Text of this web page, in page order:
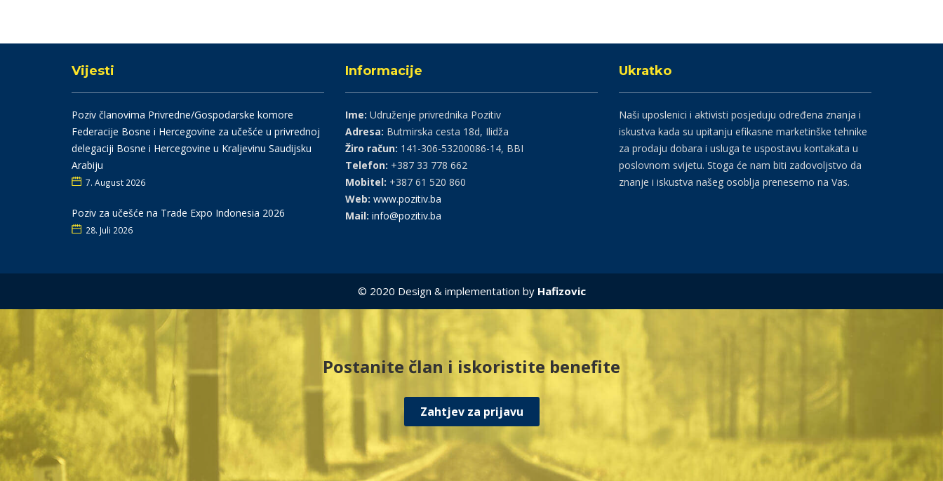
Vijesti
Poziv članovima Privredne/Gospodarske komore
Federacije Bosne i Hercegovine za učešće u privrednoj
delegaciji Bosne i Hercegovine u Kraljevinu Saudijsku
Arabiju
7. August 2026
Poziv za učešće na Trade Expo Indonesia 2026
28. Juli 2026
Informacije
Ime: Udruženje privrednika Pozitiv
Adresa: Butmirska cesta 18d, Ilidža
Žiro račun: 141-306-53200086-14, BBI
Telefon: +387 33 778 662
Mobitel: +387 61 520 860
Web: www.pozitiv.ba
Mail: info@pozitiv.ba
Ukratko
Naši uposlenici i aktivisti posjeduju određena znanja i
iskustva kada su upitanju efikasne marketinške tehnike
za prodaju dobara i usluga te uspostavu kontakata u
poslovnom svijetu. Stoga će nam biti zadovoljstvo da
znanje i iskustva našeg osoblja prenesemo na Vas.
© 2020 Design & implementation by Hafizovic
Postanite član i iskoristite benefite
Zahtjev za prijavu